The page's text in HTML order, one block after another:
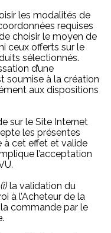
les modalités de
requises
choisir le moyen de
ceux offerts sur le
sélectionnés.
d’une
soumise à la création
aux dispositions
sur le Site Internet
les présentes
à cet effet et valide
l’acceptation
(i) la validation du
à l’Acheteur de la
commande par le